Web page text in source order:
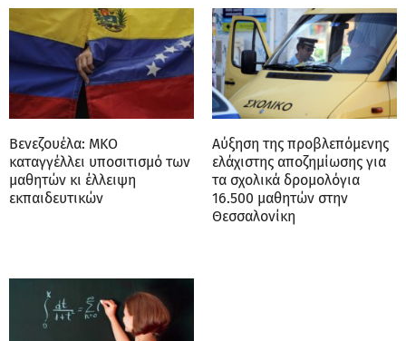
Βενεζουέλα: ΜΚΟ
καταγγέλλει υποσιτισμό των
μαθητών κι έλλειψη
εκπαιδευτικών
Αύξηση της προβλεπόμενης
ελάχιστης αποζημίωσης για
τα σχολικά δρομολόγια
16.500 μαθητών στην
Θεσσαλονίκη